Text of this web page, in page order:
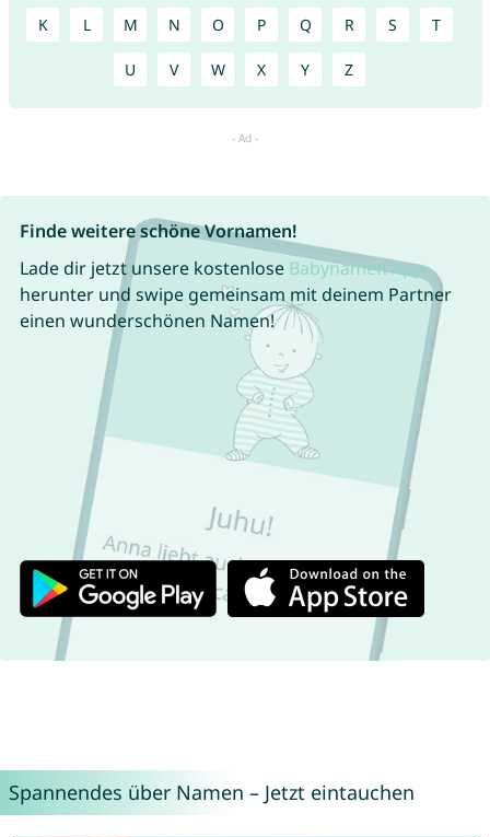
K L M N O P Q R S T
U V W X Y Z
Finde weitere schöne Vornamen!
Lade dir jetzt unsere kostenlose Babynamen App
herunter und swipe gemeinsam mit deinem Partner
einen wunderschönen Namen!
Spannendes über Namen – Jetzt eintauchen